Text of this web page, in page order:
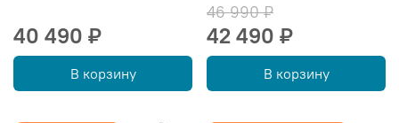
40 490 ₽
В корзину
46 990 ₽
42 490 ₽
В корзину